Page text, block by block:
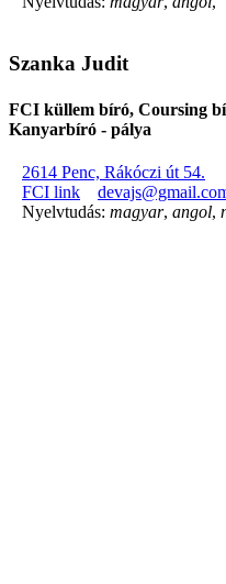
Szanka Judit
FCI küllem bíró, Coursing
Kanyarbíró - pálya
2614 Penc, Rákóczi út 54.
FCI link
Nyelvtudás: magyar, angol,